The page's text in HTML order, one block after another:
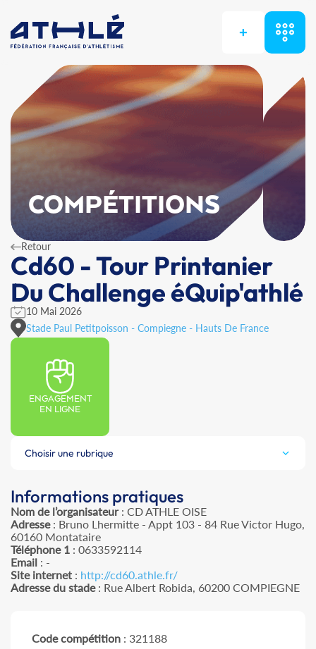
+
COMPÉTITIONS
Retour
Cd60 - Tour Printanier
Du Challenge éQuip'athlé
10 Mai 2026
Stade Paul Petitpoisson - Compiegne - Hauts De France
ENGAGEMENT
EN LIGNE
Choisir une rubrique
Informations pratiques
Nom de l’organisateur: CD ATHLE OISE
Adresse: Bruno Lhermitte - Appt 103 - 84 Rue Victor Hugo,
60160 Montataire
Téléphone 1 : 0633592114
Email : -
Site internet : http://cd60.athle.fr/
Adresse du stade: Rue Albert Robida, 60200 COMPIEGNE
Code compétition : 321188